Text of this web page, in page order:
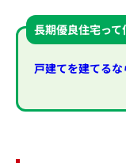
長期優良住宅って
戸建てを建てる